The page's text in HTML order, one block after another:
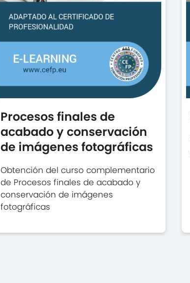
Procesos finales de
acabado y conservación
de imágenes fotográficas
Obtención del curso complementario
de Procesos finales de acabado y
conservación de imágenes
fotográficas